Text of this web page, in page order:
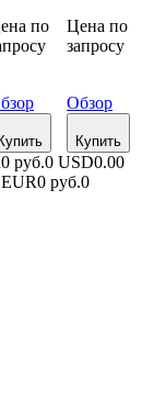
по
Купить
Цена по
запросу
Обзор
Купить
0 руб.0 USD0.00
0 руб.0